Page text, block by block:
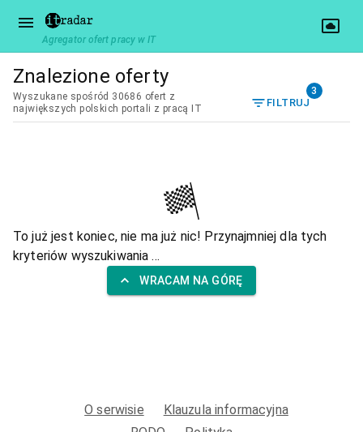
Agregator ofert pracy w IT
Znalezione oferty
Wyszukane spośród 30686 ofert z
największych polskich portali z pracą IT
FILTRUJ
3
To już jest koniec, nie ma już nic! Przynajmniej dla tych
kryteriów wyszukiwania ...
WRACAM NA GÓRĘ
O serwisie
Klauzula informacyjna